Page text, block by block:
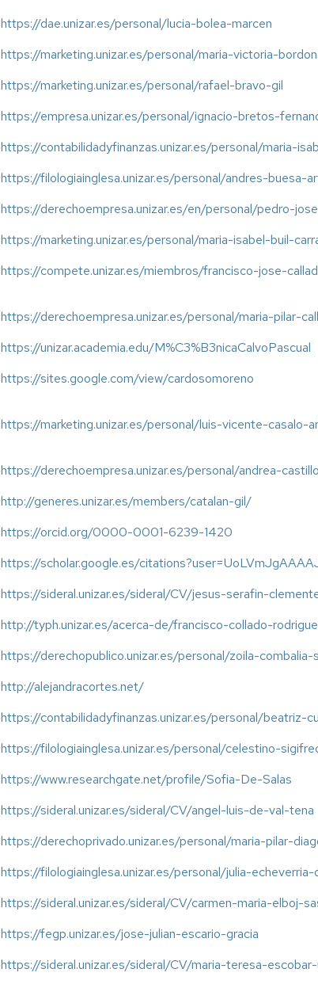
https://dae.unizar.es/personal/lucia-bolea-marcen
https://marketing.unizar.es/personal/maria-victoria-
https://marketing.unizar.es/personal/rafael-bravo-gil
https://empresa.unizar.es/personal/ignacio-bretos-
https://contabilidadyfinanzas.unizar.es/personal/maria-
https://filologiainglesa.unizar.es/personal/andres-buesa-
https://derechoempresa.unizar.es/en/personal/pedro-
https://marketing.unizar.es/personal/maria-isabel-buil-
https://compete.unizar.es/miembros/francisco-jose-
https://derechoempresa.unizar.es/personal/maria-pilar-
https://unizar.academia.edu/M%C3%B3nicaCalvoPascual
https://sites.google.com/view/cardosomoreno
https://marketing.unizar.es/personal/luis-vicente-casalo-
https://derechoempresa.unizar.es/personal/andrea-
http://generes.unizar.es/members/catalan-gil/
https://orcid.org/0000-0001-6239-1420
https://scholar.google.es/
https://sideral.unizar.es/sideral/CV/jesus-serafin-
http://typh.unizar.es/acerca-de/francisco-collado-
https://derechopublico.unizar.es/personal/zoila-combalia-
http://alejandracortes.net/
https://contabilidadyfinanzas.unizar.es/personal/beatriz-
https://filologiainglesa.unizar.es/personal/celestino-
https://www.researchgate.net/profile/Sofia-De-Salas
https://sideral.unizar.es/sideral/CV/angel-luis-de-val-tena
https://derechoprivado.unizar.es/personal/maria-pilar-
https://filologiainglesa.unizar.es/personal/julia-echeverria-
https://sideral.unizar.es/sideral/CV/carmen-maria-elboj-
https://fegp.unizar.es/jose-julian-escario-gracia
https://sideral.unizar.es/sideral/CV/maria-teresa-